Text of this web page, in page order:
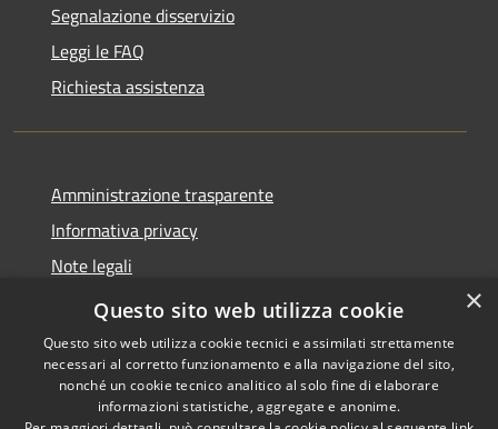
Segnalazione disservizio
Leggi le FAQ
Richiesta assistenza
Amministrazione trasparente
Informativa privacy
Note legali
Dichiarazione di accessibilità
Copyright © 2026 • Comune di
×
Questo sito web utilizza cookie
Questo sito web utilizza cookie tecnici e assimilati strettamente
necessari al corretto funzionamento e alla navigazione del sito,
nonché un cookie tecnico analitico al solo fine di elaborare
informazioni statistiche, aggregate e anonime.